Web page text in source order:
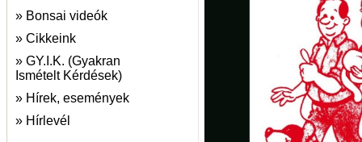
» Bonsai videók
» Cikkeink
» GY.I.K. (Gyakran
Ismételt Kérdések)
» Hírek, események
» Hírlevél